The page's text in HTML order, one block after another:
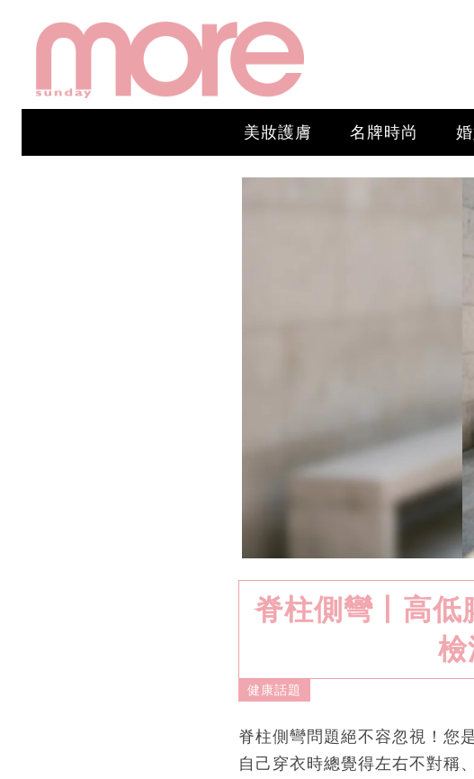
美妝護膚 名牌時尚
脊柱側彎丨高低
健康話題
脊柱側彎問題絕不容忽視！您
自己穿衣時總覺得左右不對稱